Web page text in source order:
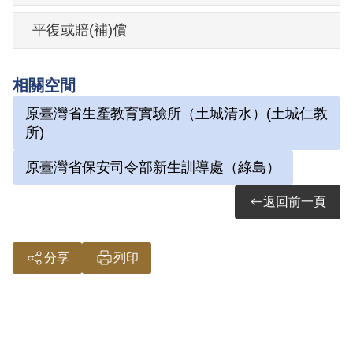
其於1999年4月向補償基金會提出申請，
2000年12月經第1屆第10次臨時董事會審
其與李舜梆、林明傳等3人參加叛亂之組
織，係以其之自白及另案被告張伯哲等之
供詞為據，惟依判決書記載，扣案沒收之
槍彈，係為他案被告洪麟兒所收藏。且原
判決所指其宣誓時使用之「匪旗」並未獲
案，此外並無其他證據證明其等3人有參加
叛亂組織之行為，故應認本案非有實據。
2018年10月經促轉會公告撤銷判決處分。
平復或賠(補)償
相關空間
原臺灣省生產教育實驗所（土城清水）(土城仁教
所)
原臺灣省保安司令部新生訓導處（綠島）
返回前一頁
分享 列印